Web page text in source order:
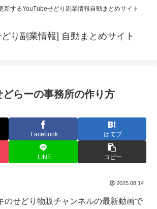
新するYouTubeせどり副業情報自動まとめサイト
り副業情報] 自動まとめサイト
どらーの事務所の作り方
ネル
Facebook はてブ
LINE コピー
2025.08.14
のせどり物販チャンネルの最新動画で